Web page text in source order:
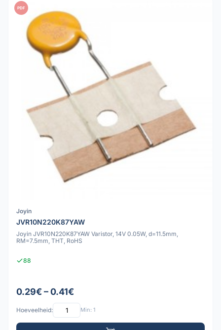
PDF
Joyin
JVR10N220K87YAW
Joyin JVR10N220K87YAW Varistor, 14V 0.05W, d=11.5mm,
RM=7.5mm, THT, RoHS
88
0.29€ – 0.41€
Hoeveelheid: Min: 1